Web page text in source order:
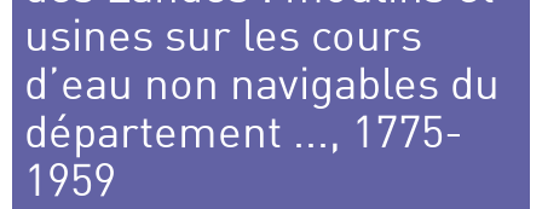
usines sur les cours
d’eau non navigables du
département ..., 1775-
1959